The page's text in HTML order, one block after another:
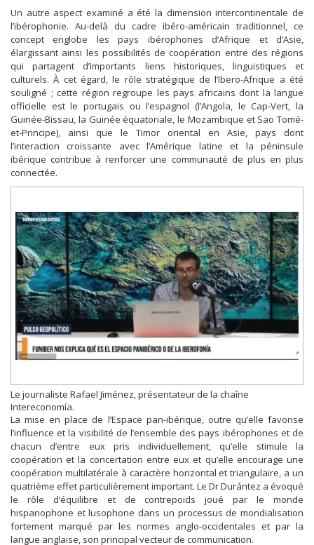
Un autre aspect examiné a été la dimension intercontinentale de
l’ibérophonie. Au-delà du cadre ibéro-américain traditionnel, ce
concept englobe les pays ibérophones d’Afrique et d’Asie,
élargissant ainsi les possibilités de coopération entre des régions
qui partagent d’importants liens historiques, linguistiques et
culturels. À cet égard, le rôle stratégique de l’Ibero-Afrique a été
souligné ; cette région regroupe les pays africains dont la langue
officielle est le portugais ou l’espagnol (l’Angola, le Cap-Vert, la
Guinée-Bissau, la Guinée équatoriale, le Mozambique et Sao Tomé-
et-Principe), ainsi que le Timor oriental en Asie, pays dont
l’interaction croissante avec l’Amérique latine et la péninsule
ibérique contribue à renforcer une communauté de plus en plus
connectée.
Le journaliste Rafael Jiménez, présentateur de la chaîne
Intereconomía.
La mise en place de l’Espace pan-ibérique, outre qu’elle favorise
l’influence et la visibilité de l’ensemble des pays ibérophones et de
chacun d’entre eux pris individuellement, qu’elle stimule la
coopération et la concertation entre eux et qu’elle encourage une
coopération multilatérale à caractère horizontal et triangulaire, a un
quatrième effet particulièrement important. Le Dr Durántez a évoqué
le rôle d’équilibre et de contrepoids joué par le monde
hispanophone et lusophone dans un processus de mondialisation
fortement marqué par les normes anglo-occidentales et par la
langue anglaise, son principal vecteur de communication.